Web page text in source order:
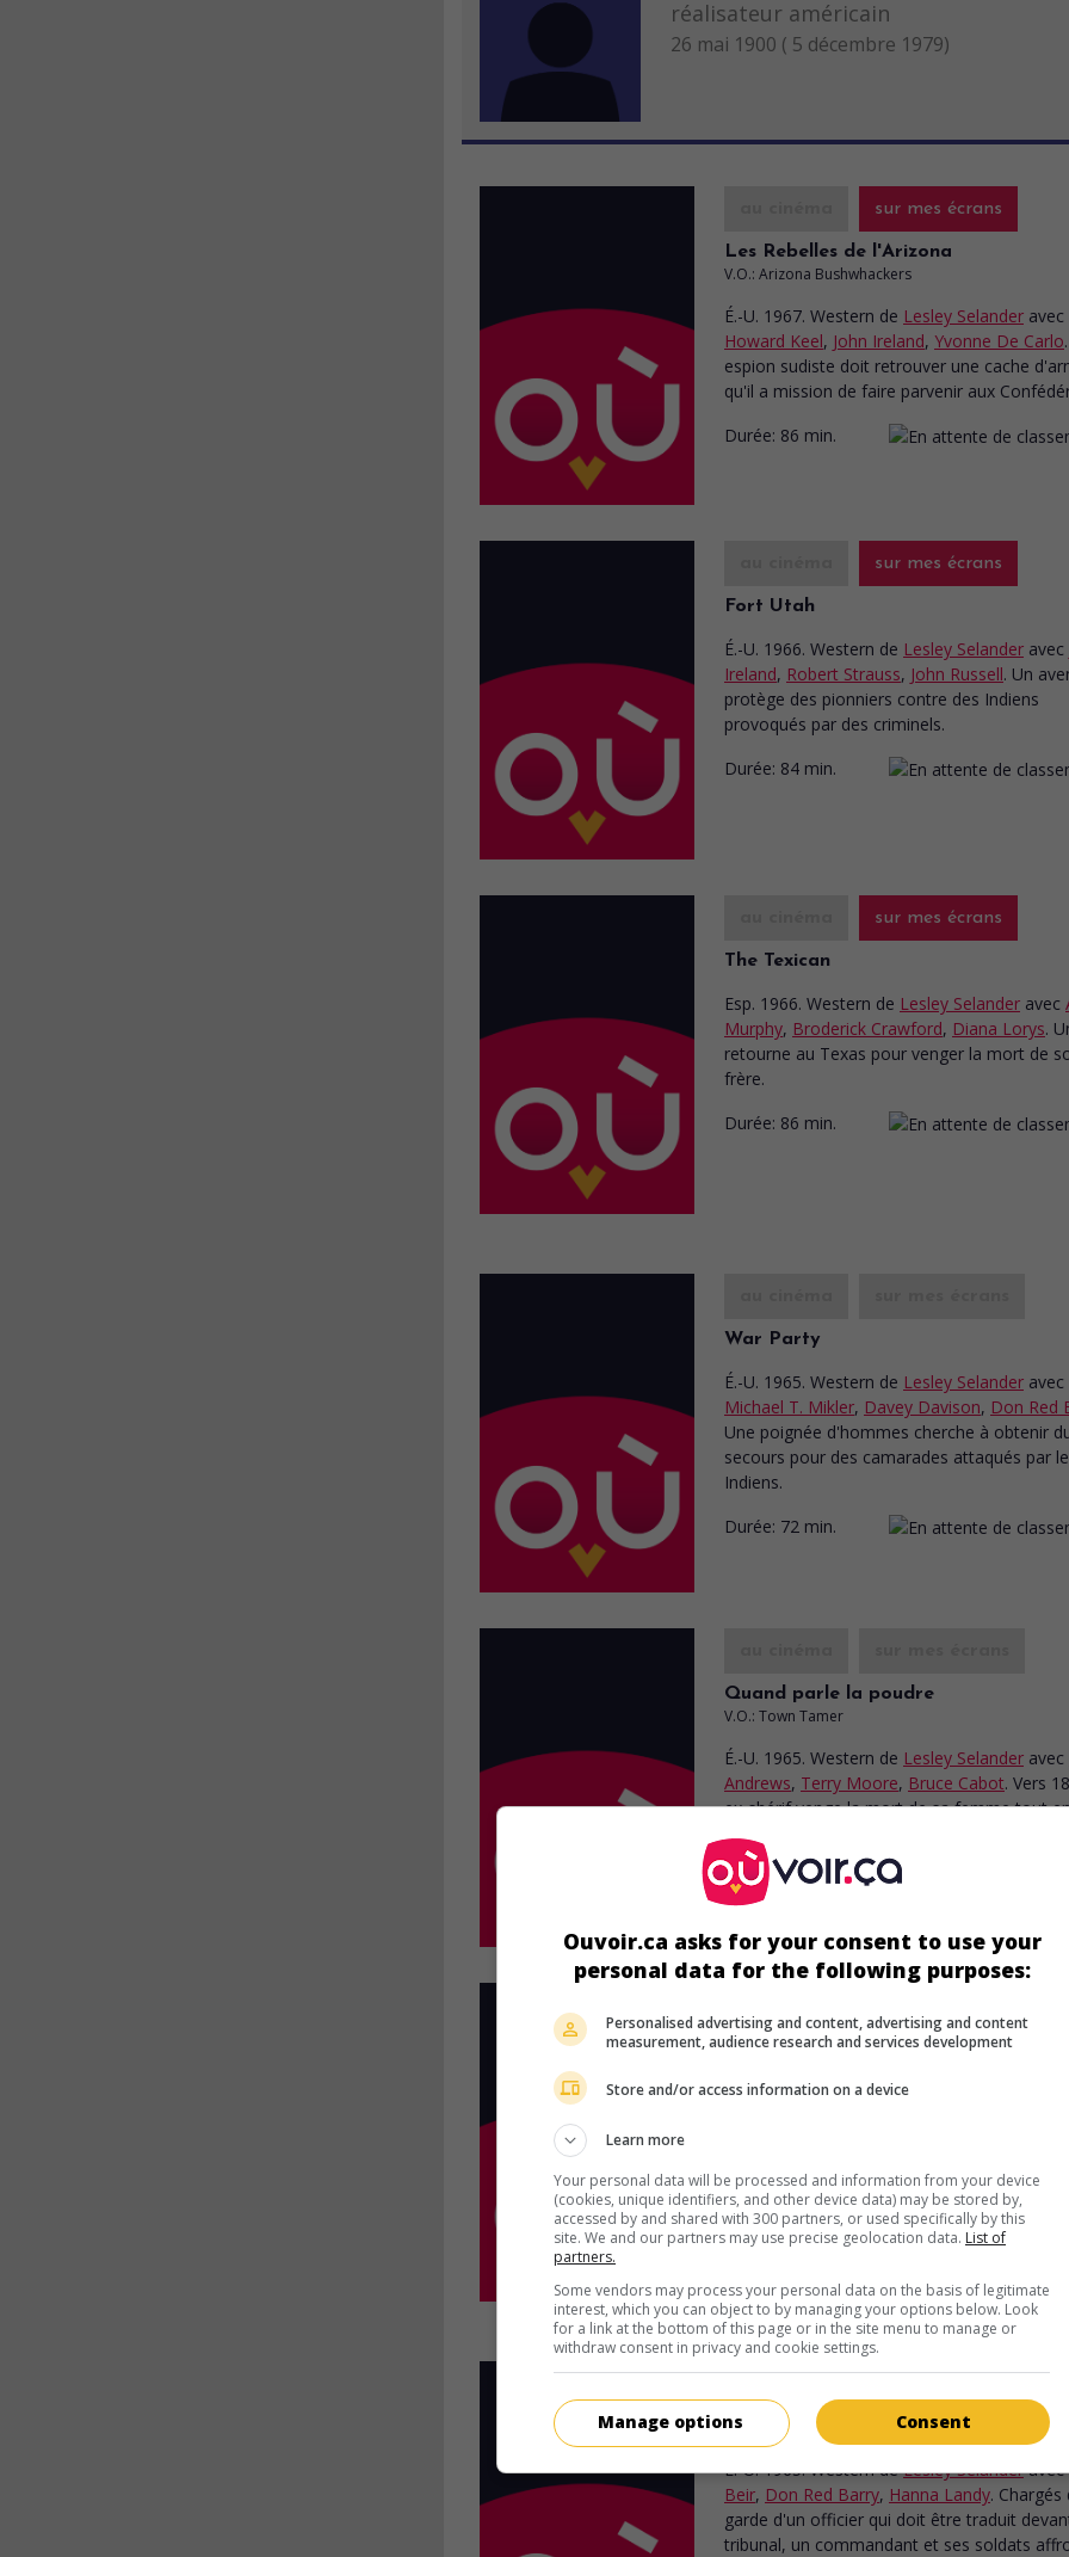
réalisateur américain
26 mai 1900 ( 5 décembre 1979)
sur mes écrans
Les Rebelles de l'Arizona
V.O.: Arizona Bushwhackers
É.-U. 1967. Western de Lesley Selander avec
Howard Keel, John Ireland, Yvonne De Carlo
espion sudiste doit retrouver une cache
qu'il a mission de faire parvenir aux
Durée: 86 min.
sur mes écrans
Fort Utah
É.-U. 1966. Western de Lesley Selander avec
Ireland, Robert Strauss, John Russell. Un
protège des pionniers contre des Indiens
provoqués par des criminels.
Durée: 84 min.
sur mes écrans
The Texican
Esp. 1966. Western de Lesley Selander avec
Murphy, Broderick Crawford, Diana Lorys.
retourne au Texas pour venger la mort de
frère.
Durée: 86 min.
War Party
É.-U. 1965. Western de Lesley Selander avec
Michael T. Mikler, Davey Davison, Don Red
Une poignée d'hommes cherche à obtenir
secours pour des camarades attaqués par
Indiens.
Durée: 72 min.
Quand parle la poudre
V.O.: Town Tamer
É.-U. 1965. Western de Lesley Selander avec
Andrews, Terry Moore, Bruce Cabot. Vers
ex-shérif venge la mort de sa femme tout
rétablissant l'ordre dans une ville sous la
d'un hors-la-loi.
Durée:
Convict Stage
É.-U. 1965. Westernde Lesley Selander
Durée: 71 min.
Fort Courageous
É.-U. 1965. Westernde Lesley Selander avec
Beir, Don Red Barry, Hanna Landy. Chargés
garde d'un officier qui doit être traduit
tribunal, un commandant et ses soldats
Ouvoir.ca asks for your consent to use your
personal data for the following purposes:
Personalised advertising and content, advertising and content
measurement, audience research and services development
Store and/or access information on a device
Learn more
Your personal data will be processed and information from your device
(cookies, unique identifiers, and other device data) may be stored by,
accessed by and shared with 300 partners, or used specifically by this
site. We and our partners may use precise geolocation data. List of
partners.
Some vendors may process your personal data on the basis of legitimate
interest, which you can object to by managing your options below. Look
for a link at the bottom of this page or in the site menu to manage or
withdraw consent in privacy and cookie settings.
Consent
Manage options